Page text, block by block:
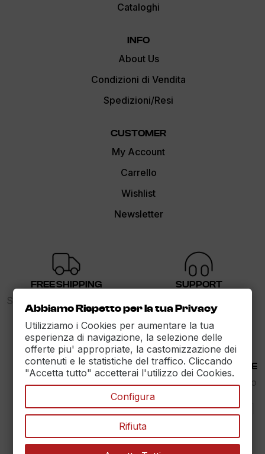
Cataloghi
INFO
About Us
Condizioni di Vendita
Spedizioni/Resi
CUSTOMER
My Account
Carrello
Wishlist
Newsletter
FREE SHIPPING
Spedizione gratuita sopra i
89€
SUPPORT
30 DAYS RETURN
Reso Garantito entro
100% PAYMENT SECURE
Assicuriamo il pagamento
Abbiamo Rispetto per la tua Privacy
Utilizziamo i Cookies per aumentare la tua
esperienza di navigazione, la selezione delle
offerte piu' appropriate, la castomizzazione dei
contenuti e le statistiche del traffico. Cliccando
"Accetta tutto" accetterai l'utilizzo dei Cookies.
Configura
Rifiuta